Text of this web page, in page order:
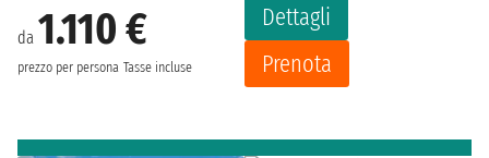
da 1.110 €
prezzo per persona Tasse incluse
Dettagli
Prenota